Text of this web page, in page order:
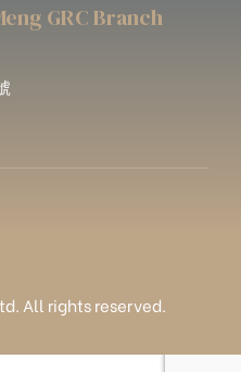
GRC Branch
All rights reserved.